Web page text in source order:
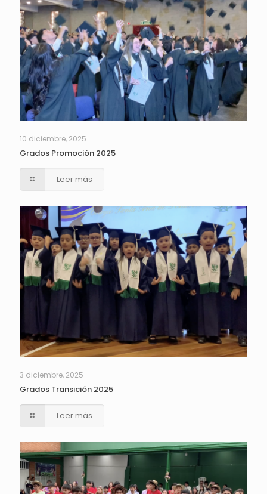
10 diciembre, 2025
Grados Promoción 2025
Leer más
3 diciembre, 2025
Grados Transición 2025
Leer más